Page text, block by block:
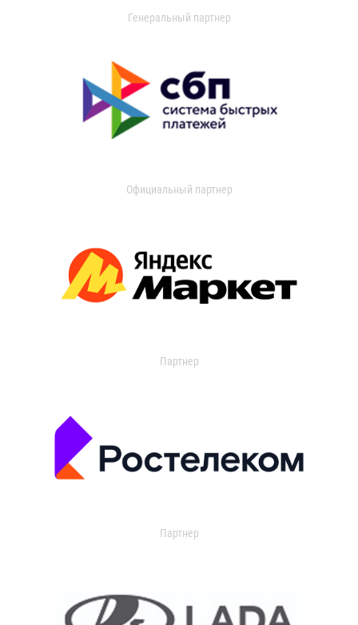
Генеральный партнер
Официальный партнер
Партнер
Партнер